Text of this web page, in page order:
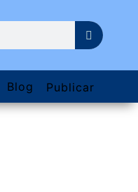
Blog Publicar